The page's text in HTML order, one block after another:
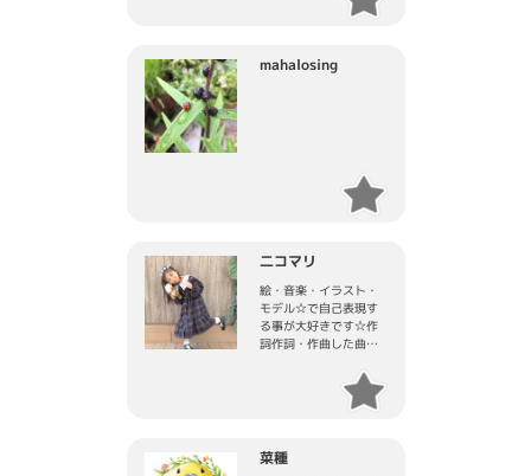
mahalosing
二コマリ
絵・音楽・イラスト・
モデル☆で自己表現す
る事が大好きです☆作
詞作詞・作曲した曲が
にリリースしたいで
す。エンジニア様・ク
リエイター様よろしく
菜種